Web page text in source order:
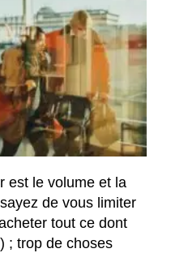
est le volume et la
de vous limiter
tout ce dont
; trop de choses